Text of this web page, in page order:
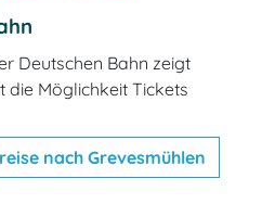
Deutschen Bahn zeigt
die Möglichkeit Tickets
nach Grevesmühlen